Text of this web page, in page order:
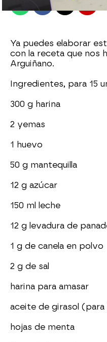
WhatsappFacebook
X
Ya puedes elaborar
con la receta que nos
Arguiñano.
Ingredientes, para 15
300 g harina
2 yemas
1 huevo
50 g mantequilla
12 g azúcar
150 ml leche
12 g levadura de
1 g de canela en polvo
2 g de sal
harina para amasar
aceite de girasol
hojas de menta